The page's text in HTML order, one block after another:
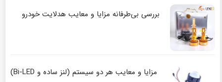
بررسی بی‌طرفانه مزایا و معایب هدلایت خودرو
مزایا و معایب هر دو سیستم (لنز ساده و Bi-LED)